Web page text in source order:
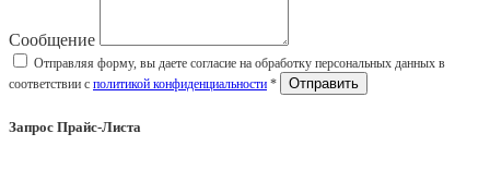
Сообщение
Отправляя форму, вы даете согласие на обработку персональных данных в
соответствии с политикой конфиденциальности *
Запрос Прайс-Листа